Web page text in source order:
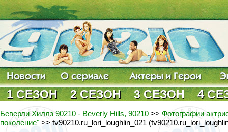
1 СЕЗОН 2 СЕЗОН 3 СЕЗОН 4
Беверли Хиллз 90210 - Beverly Hills, 90210 >> Фотографии
поколение" >> tv90210.ru_lori_loughlin_021